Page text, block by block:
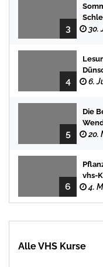
3 30.
4 6.
5
Die
20.
6
vhs-
4.
Alle VHS Kurse